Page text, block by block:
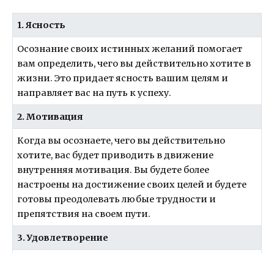
1. Ясность
Осознание своих истинных желаний помогает
вам определить, чего вы действительно хотите в
жизни. Это придает ясность вашим целям и
направляет вас на путь к успеху.
2. Мотивация
Когда вы осознаете, чего вы действительно
хотите, вас будет приводить в движение
внутренняя мотивация. Вы будете более
настроены на достижение своих целей и будете
готовы преодолевать любые трудности и
препятствия на своем пути.
3. Удовлетворение